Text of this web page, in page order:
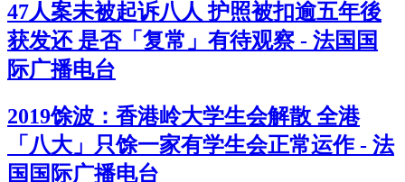
47人案未被起诉八人 护照被扣逾五年後
获发还 是否「复常」有待观察 - 法国国
际广播电台
2019馀波：香港岭大学生会解散 全港
「八大」只馀一家有学生会正常运作 - 法
国国际广播电台